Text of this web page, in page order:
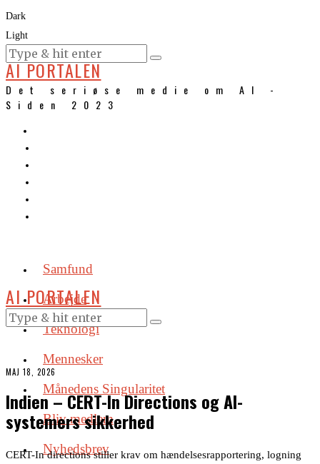
Dark
Light
KURSER
AI PORTALEN
Det seriøse medie om AI -
Siden 2023
Samfund
Arbejde
Teknologi
Mennesker
Månedens Singularitet
Bliv medlem
Nyhedsbrev
AI PORTALEN
MAJ 18, 2026
Indien – CERT-In Directions og AI-
systemers sikkerhed
CERT-In directions stiller krav om hændelsesrapportering, logning